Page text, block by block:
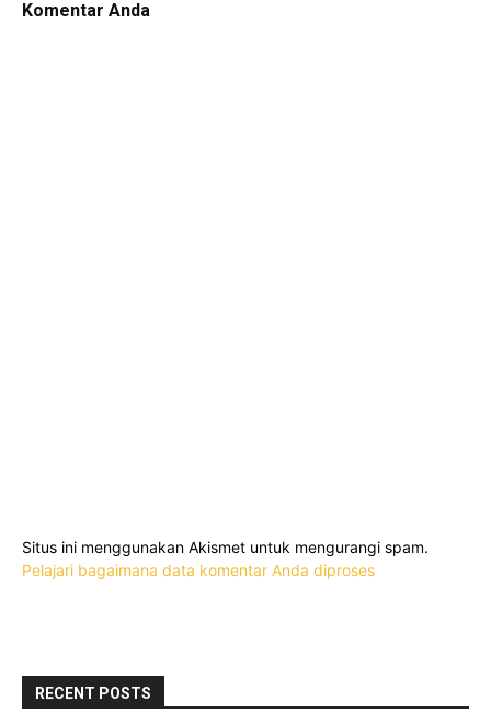
Komentar Anda
Situs ini menggunakan Akismet untuk mengurangi spam.
Pelajari bagaimana data komentar Anda diproses
RECENT POSTS